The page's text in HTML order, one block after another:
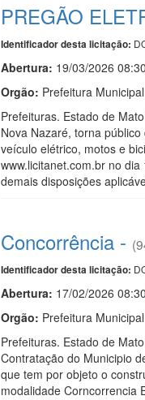
PREGÃO
Identificador desta licitação:
Abertura: 19/03/2026 08:30
Orgão: Prefeitura
Prefeituras. Estado de
Nova Nazaré, torna
veículo elétrico, motos e
www.licitanet.com.br no
demais disposições
Concorrência -
Identificador desta licitação:
Abertura: 17/02/2026 08:30
Orgão: Prefeitura
Prefeituras. Estado de
Contratação do Municipio
que tem por objeto o
modalidade Corncorrencia